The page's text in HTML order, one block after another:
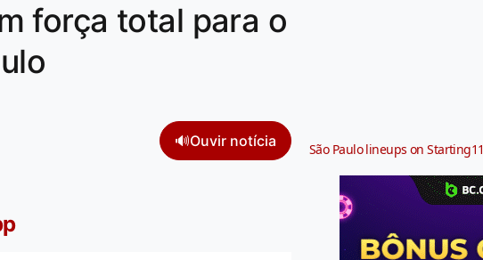
força total para o
🔊Ouvir notícia São Paulo lineups on Starting11